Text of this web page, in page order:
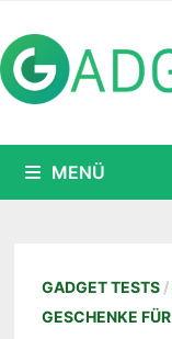
Inhalt
springen
MENÜ
GADGET TESTS/
GESCHENKE